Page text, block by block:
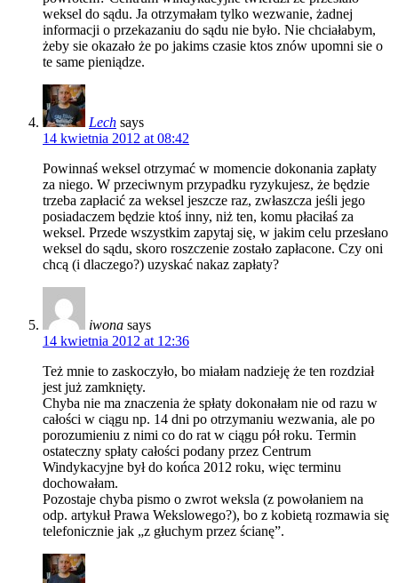
weksel do sądu. Ja otrzymałam tylko wezwanie, żadnej
informacji o przekazaniu do sądu nie było. Nie chciałabym,
żeby sie okazało że po jakims czasie ktos znów upomni sie o
te same pieniądze.
Lech says
14 kwietnia 2012 at 08:42
Powinnaś weksel otrzymać w momencie dokonania zapłaty
za niego. W przeciwnym przypadku ryzykujesz, że będzie
trzeba zapłacić za weksel jeszcze raz, zwłaszcza jeśli jego
posiadaczem będzie ktoś inny, niż ten, komu płaciłaś za
weksel. Przede wszystkim zapytaj się, w jakim celu przesłano
weksel do sądu, skoro roszczenie zostało zapłacone. Czy oni
chcą (i dlaczego?) uzyskać nakaz zapłaty?
iwona says
14 kwietnia 2012 at 12:36
Też mnie to zaskoczyło, bo miałam nadzieję że ten rozdział
jest już zamknięty.
Chyba nie ma znaczenia że spłaty dokonałam nie od razu w
całości w ciągu np. 14 dni po otrzymaniu wezwania, ale po
porozumieniu z nimi co do rat w ciągu pół roku. Termin
ostateczny spłaty całości podany przez Centrum
Windykacyjne był do końca 2012 roku, więc terminu
dochowałam.
Pozostaje chyba pismo o zwrot weksla (z powołaniem na
odp. artykuł Prawa Wekslowego?), bo z kobietą rozmawia się
telefonicznie jak „z głuchym przez ścianę”.